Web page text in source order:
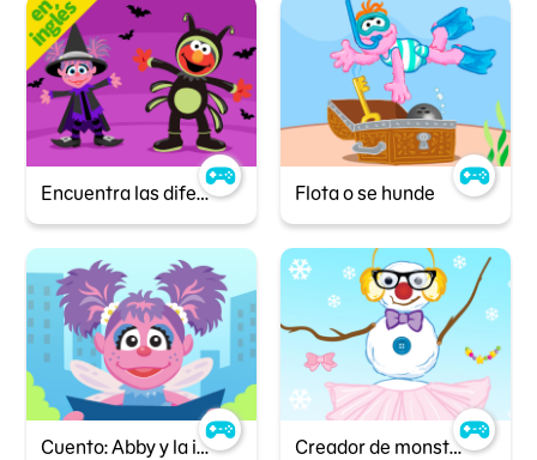
Encuentra las diferencias - Halloween Flota o se hunde
Cuento: Abby y la ingeniera Creador de monstruos de nieve